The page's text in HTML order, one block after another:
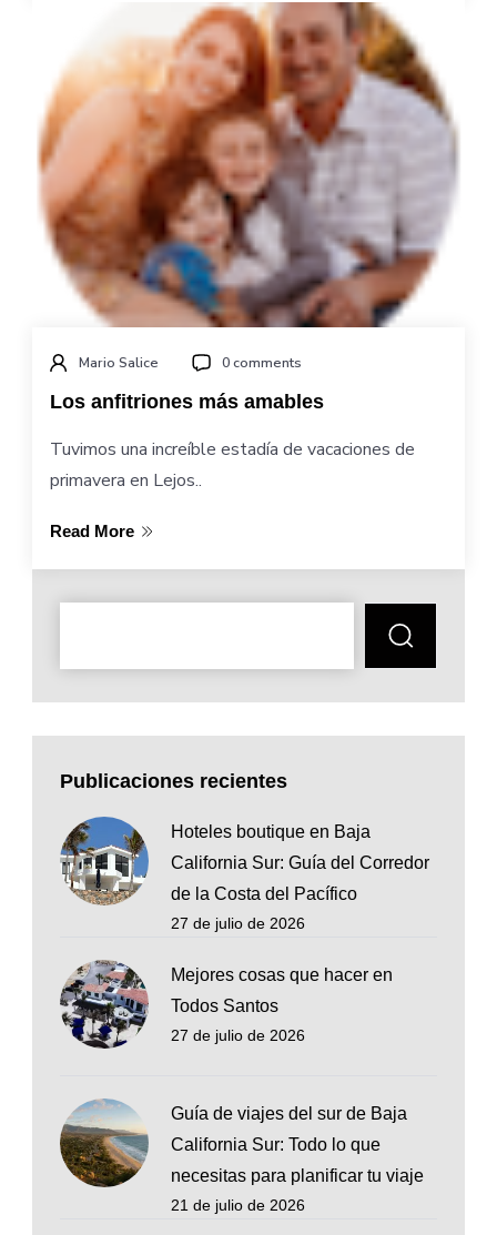
Mario Salice 0 comments
Los anfitriones más amables
Tuvimos una increíble estadía de vacaciones de
primavera en Lejos..
Read More
Publicaciones recientes
Hoteles boutique en Baja
California Sur: Guía del Corredor
de la Costa del Pacífico
27 de julio de 2026
Mejores cosas que hacer en
Todos Santos
27 de julio de 2026
Guía de viajes del sur de Baja
California Sur: Todo lo que
necesitas para planificar tu viaje
21 de julio de 2026